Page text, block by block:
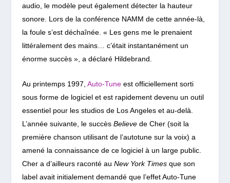
audio, le modèle peut également détecter la hauteur
sonore. Lors de la conférence NAMM de cette année-là,
la foule s’est déchaînée. « Les gens me le prenaient
littéralement des mains… c’était instantanément un
énorme succès », a déclaré Hildebrand.
Au printemps 1997, Auto-Tuneest officiellement sorti
sous forme de logiciel et est rapidement devenu un outil
essentiel pour les studios de Los Angeles et au-delà.
L’année suivante, le succès Believede Cher (soit la
première chanson utilisant de l’autotune sur la voix) a
amené la connaissance de ce logiciel à un large public.
Cher a d’ailleurs raconté au New York Timesque son
label avait initialement demandé que l’effet Auto-Tune